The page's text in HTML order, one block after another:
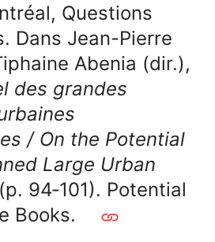
Questions
Dans Jean-Pierre
Abenia (dir.),
des grandes
/ On the Potential
Large Urban
(p. 94‑101). Potential
Books.